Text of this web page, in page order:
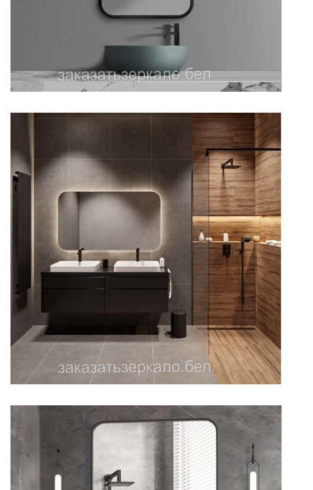
Зеркало в темной ванной